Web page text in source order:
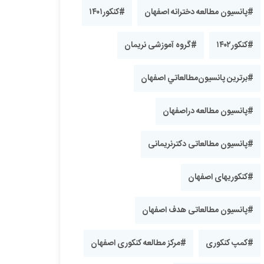
#پانسیون مطالعه دخترانه اصفهان #کنکور۱۴۰۱
#کنکور۱۴۰۲ #گروه آموزشی نریمان
#برترین پانسیون‌مطالعاتي اصفهان
#پانسیون مطالعه دراصفهان
#پانسیون مطالعاتی دکترنریمانی
#کنکوریهای اصفهان
#پانسیون مطالعاتی هدف اصفهان
#کمپ کنکوری #مرکز مطالعه کنکوری اصفهان